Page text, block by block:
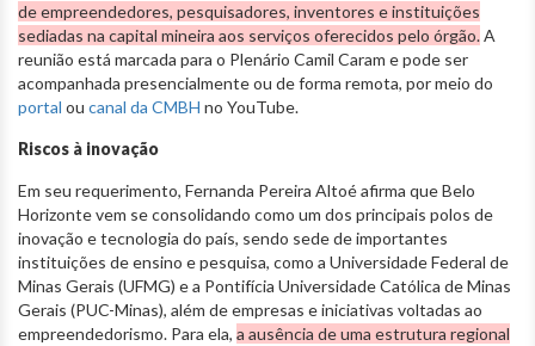
de empreendedores, pesquisadores, inventores e instituições
sediadas na capital mineira aos serviços oferecidos pelo órgão.A
reunião está marcada para o Plenário Camil Caram e pode ser
acompanhada presencialmente ou de forma remota, por meio do
portal ou canal da CMBH no YouTube.
Riscos à inovação
Em seu requerimento, Fernanda Pereira Altoé afirma que Belo
Horizonte vem se consolidando como um dos principais polos de
inovação e tecnologia do país, sendo sede de importantes
instituições de ensino e pesquisa, como a Universidade Federal de
Minas Gerais (UFMG) e a Pontifícia Universidade Católica de Minas
Gerais (PUC-Minas), além de empresas e iniciativas voltadas ao
empreendedorismo. Para ela, a ausência de uma estrutura regional